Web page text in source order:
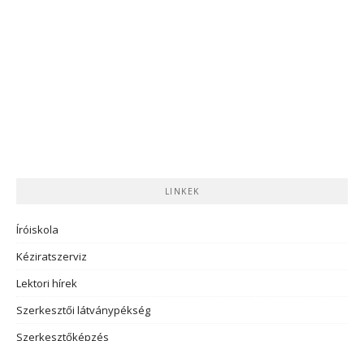
LINKEK
Íróiskola
Kéziratszerviz
Lektori hírek
Szerkesztői látványpékség
Szerkesztőképzés